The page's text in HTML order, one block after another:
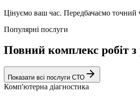
Цінуємо ваш час. Передбачаємо точний
Популярні послуги
Повний комплекс робіт з
Показати всі послуги СТО
Комп'ютерна діагностика